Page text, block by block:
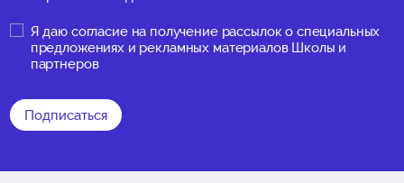
Я даю согласие на получение рассылок о специальных
предложениях и рекламных материалов Школы и
партнеров
Подписаться